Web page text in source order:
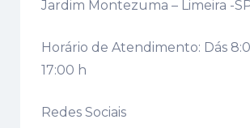
Jardim Montezuma – Limeira -
Horário de Atendimento: Dás
17:00 h
Redes Sociais